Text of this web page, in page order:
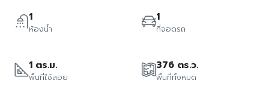
1
ห้องน้ำ
1
ที่จอดรถ
1 ตร.ม.
พื้นที่ใช้สอย
376 ตร.ว.
พื้นที่ทั้งหมด